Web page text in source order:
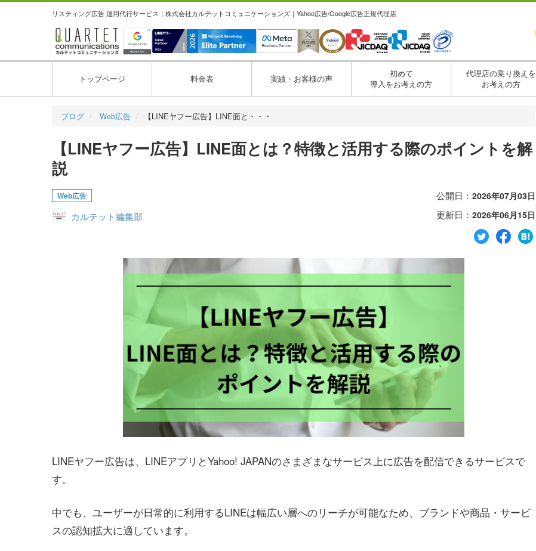
リスティング広告 運用代行サービス｜株式会社カルテットコミュニケーションズ｜Yahoo広告/Google広告正規代理店
トップページ 料金表 実績・お客様の声
初めて
導入をお考えの方
代理店の乗り換えを
お考えの方
ブログ Web広告 【LINEヤフー広告】LINE面と・・・
【LINEヤフー広告】LINE面とは？特徴と活用する際のポイントを解
説
Web広告
カルテット編集部
公開日： 2026年07月03日
更新日： 2026年06月15日
LINEヤフー広告は、LINEアプリとYahoo! JAPANのさまざまなサービス上に広告を配信できるサービスで
す。
中でも、ユーザーが日常的に利用するLINEは幅広い層へのリーチが可能なため、ブランドや商品・サービ
スの認知拡大に適しています。